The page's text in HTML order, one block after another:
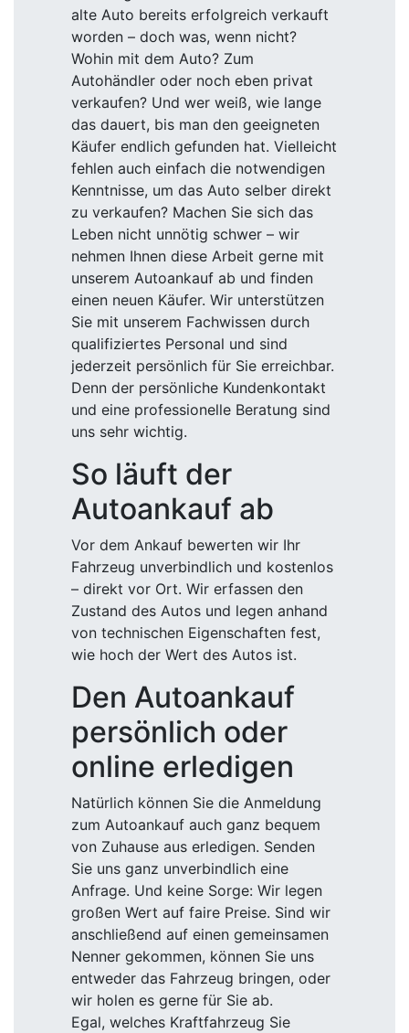
alte Auto bereits erfolgreich verkauft
worden – doch was, wenn nicht?
Wohin mit dem Auto? Zum
Autohändler oder noch eben privat
verkaufen? Und wer weiß, wie lange
das dauert, bis man den geeigneten
Käufer endlich gefunden hat. Vielleicht
fehlen auch einfach die notwendigen
Kenntnisse, um das Auto selber direkt
zu verkaufen? Machen Sie sich das
Leben nicht unnötig schwer – wir
nehmen Ihnen diese Arbeit gerne mit
unserem Autoankauf ab und finden
einen neuen Käufer. Wir unterstützen
Sie mit unserem Fachwissen durch
qualifiziertes Personal und sind
jederzeit persönlich für Sie erreichbar.
Denn der persönliche Kundenkontakt
und eine professionelle Beratung sind
uns sehr wichtig.
So läuft der
Autoankauf ab
Vor dem Ankauf bewerten wir Ihr
Fahrzeug unverbindlich und kostenlos
– direkt vor Ort. Wir erfassen den
Zustand des Autos und legen anhand
von technischen Eigenschaften fest,
wie hoch der Wert des Autos ist.
Den Autoankauf
persönlich oder
online erledigen
Natürlich können Sie die Anmeldung
zum Autoankauf auch ganz bequem
von Zuhause aus erledigen. Senden
Sie uns ganz unverbindlich eine
Anfrage. Und keine Sorge: Wir legen
großen Wert auf faire Preise. Sind wir
anschließend auf einen gemeinsamen
Nenner gekommen, können Sie uns
entweder das Fahrzeug bringen, oder
wir holen es gerne für Sie ab.
Egal, welches Kraftfahrzeug Sie